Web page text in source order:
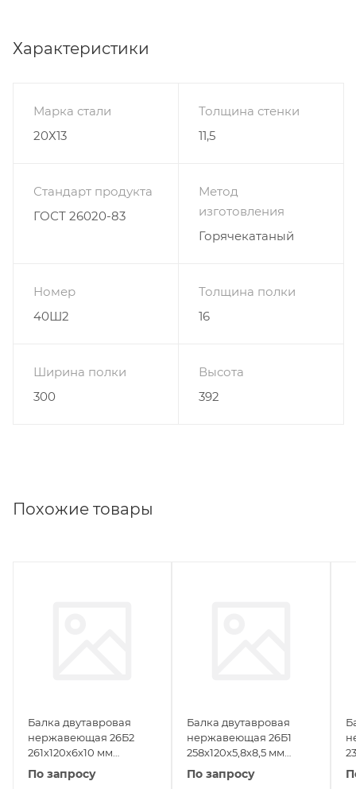
Характеристики
Марка стали
20Х13
Толщина стенки
11,5
Стандарт продукта
ГОСТ 26020-83
Метод
изготовления
Горячекатаный
Номер
40Ш2
Толщина полки
16
Ширина полки
300
Высота
392
Похожие товары
Балка двутавровая
нержавеющая 26Б2
261х120х6х10 мм
06ХН28МДТ ГОСТ
26020-83
По запросу
Балка двутавровая
нержавеющая 26Б1
258х120х5,8х8,5 мм
06ХН28МДТ ГОСТ
26020-83
По запросу